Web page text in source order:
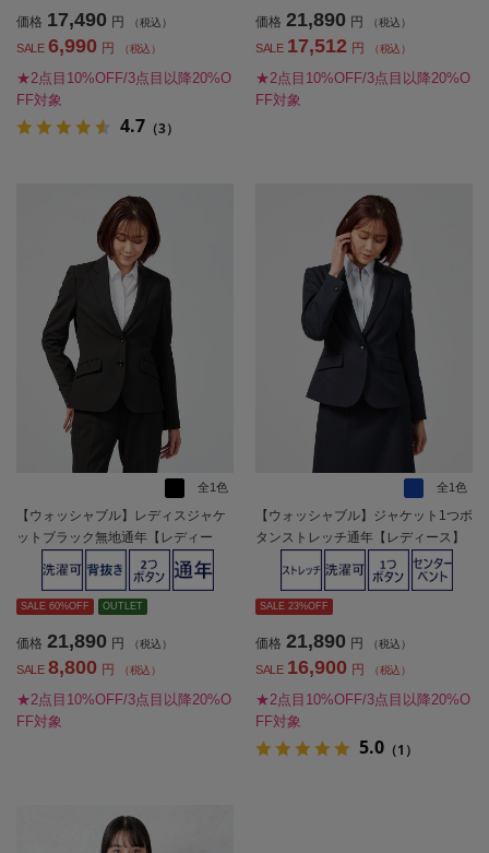
価格 17,490 円 （税込）
SALE 6,990 円 （税込）
★2点目10%OFF/3点目以降20%O
FF対象
4.7 （3）
価格 21,890 円 （税込）
SALE 17,512 円 （税込）
★2点目10%OFF/3点目以降20%O
FF対象
全1色
【ウォッシャブル】レディスジャケ
ットブラック無地通年【レディー
SALE 60%OFF OUTLET
価格 21,890 円 （税込）
SALE 8,800 円 （税込）
★2点目10%OFF/3点目以降20%O
FF対象
全1色
【ウォッシャブル】ジャケット1つボ
タンストレッチ通年【レディース】
SALE 23%OFF
価格 21,890 円 （税込）
SALE 16,900 円 （税込）
★2点目10%OFF/3点目以降20%O
FF対象
5.0 （1）